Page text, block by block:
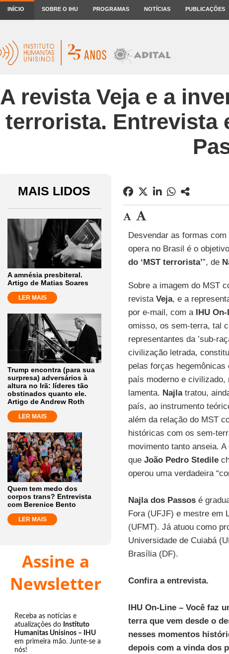
INÍCIO SOBRE O IHU PROGRAMAS NOTÍCIAS PUBLICAÇÕES
A revista Veja e a
terrorista. Entrevista
MAIS LIDOS
A amnésia presbiteral.
Artigo de Matias Soares
LER MAIS
Trump encontra (para sua
surpresa) adversários à
altura no Irã: líderes tão
obstinados quanto ele.
Artigo de Andrew Roth
LER MAIS
Quem tem medo dos
corpos trans? Entrevista
com Berenice Bento
LER MAIS
Assine a
Newsletter
Receba as notícias e
atualizações do Instituto
Humanitas Unisinos – IHU
em primeira mão. Junte-se a
nós!
Desvendar as formas com
opera no Brasil é o
do ‘MST terrorista’”, de
Sobre a imagem do MST
revista Veja, e a
por e-mail, com a IHU
omisso, os sem-terra, tal
representantes da ’sub-
civilização letrada,
pelas forças
país moderno e civilizado,
lamenta. Najlatratou,
país, ao instrumento
além da relação do MST
históricas com os sem-
movimento tanto anseia.
que João Pedro Stedile
operou uma verdadeira
Najla dos Passosé
Fora (UFJF) e mestre em
(UFMT). Já atuou como
Universidade de Cuiabá
Brasília (DF).
Confira a entrevista.
IHU On-Line – Você faz
terra que vem desde o
nesses momentos
depois com a vinda dos